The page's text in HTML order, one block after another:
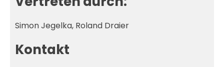
Simon Jegelka, Roland Draier
Kontakt